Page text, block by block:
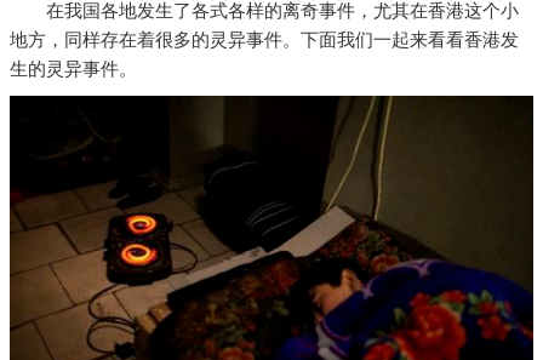
在我国各地发生了各式各样的离奇事件，尤其在香港这个小
地方，同样存在着很多的灵异事件。下面我们一起来看看香港发
生的灵异事件。